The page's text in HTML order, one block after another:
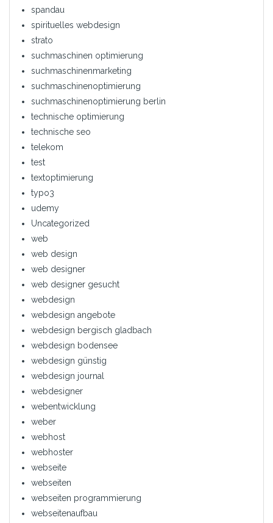
spandau
spirituelles webdesign
strato
suchmaschinen optimierung
suchmaschinenmarketing
suchmaschinenoptimierung
suchmaschinenoptimierung berlin
technische optimierung
technische seo
telekom
test
textoptimierung
typo3
udemy
Uncategorized
web
web design
web designer
web designer gesucht
webdesign
webdesign angebote
webdesign bergisch gladbach
webdesign bodensee
webdesign günstig
webdesign journal
webdesigner
webentwicklung
weber
webhost
webhoster
webseite
webseiten
webseiten programmierung
webseitenaufbau